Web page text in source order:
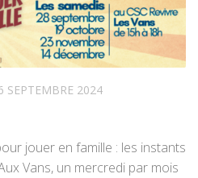
SEPTEMBRE 2024
jouer en famille : les instants
Vans, un mercredi par mois